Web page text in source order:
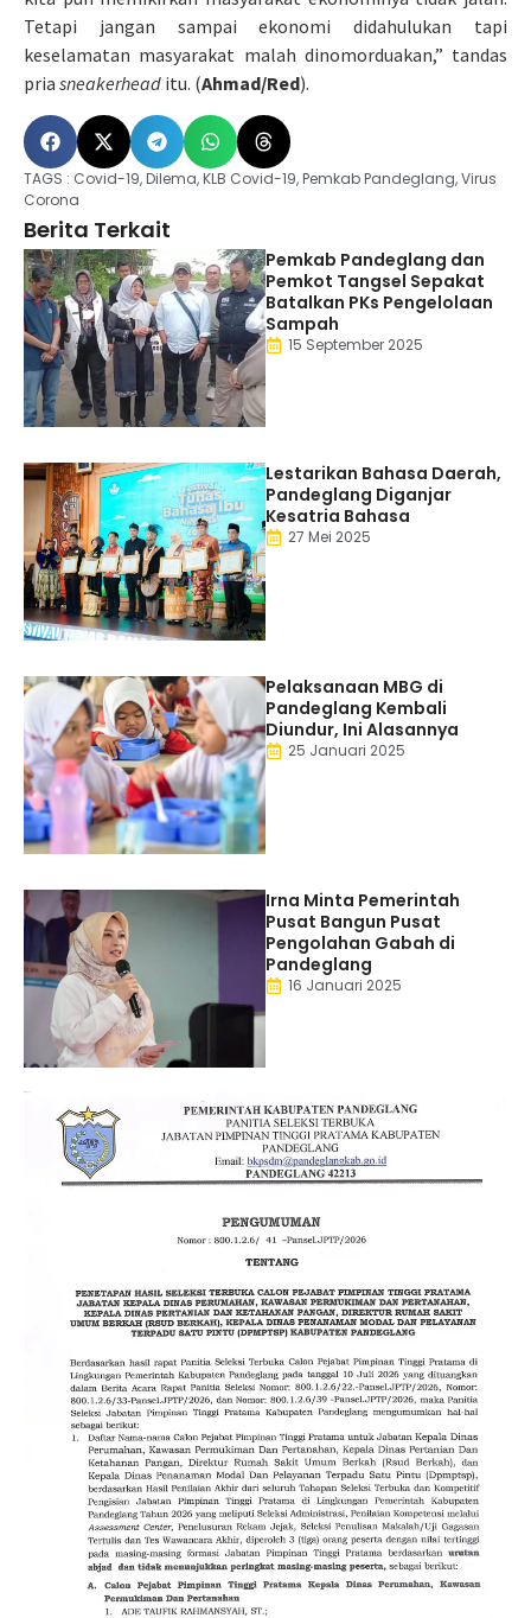
Tetapi jangan sampai ekonomi didahulukan tapi
keselamatan masyarakat malah dinomorduakan,” tandas
pria sneakerhead itu. (Ahmad/Red).
TAGS : Covid-19,Dilema,KLB Covid-19,Pemkab Pandeglang,Virus
Corona
Berita Terkait
Pemkab Pandeglang dan
Pemkot Tangsel Sepakat
Batalkan PKs Pengelolaan
Sampah
15 September 2025
Lestarikan Bahasa Daerah,
Pandeglang Diganjar
Kesatria Bahasa
27 Mei 2025
Pelaksanaan MBG di
Pandeglang Kembali
Diundur, Ini Alasannya
25 Januari 2025
Irna Minta Pemerintah
Pusat Bangun Pusat
Pengolahan Gabah di
Pandeglang
16 Januari 2025